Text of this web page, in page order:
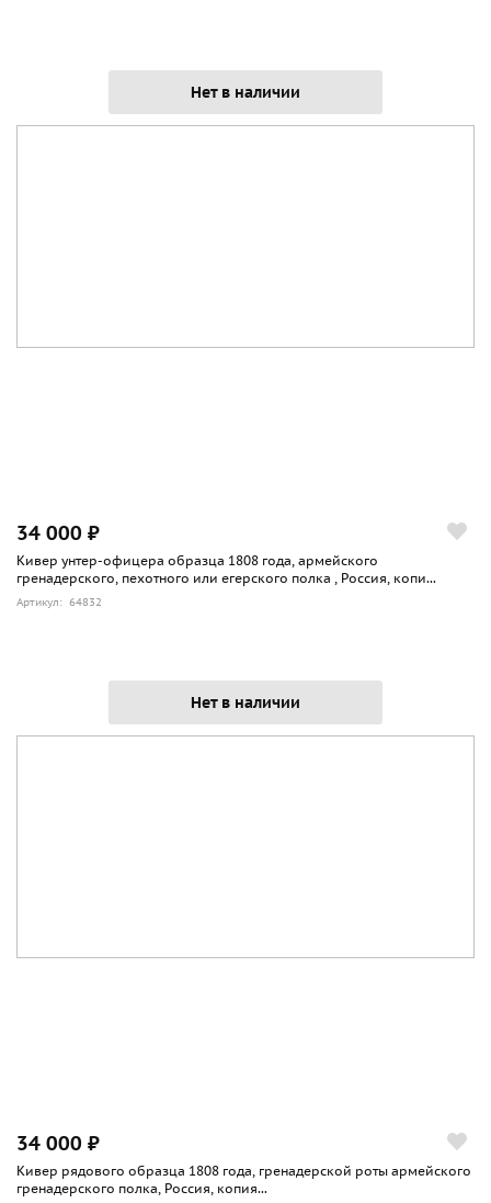
Нет в наличии
34 000 ₽
Кивер унтер-офицера образца 1808 года, армейского
гренадерского, пехотного или егерского полка , Россия, копи...
Артикул: 64832
Нет в наличии
34 000 ₽
Кивер рядового образца 1808 года, гренадерской роты армейского
гренадерского полка, Россия, копия...